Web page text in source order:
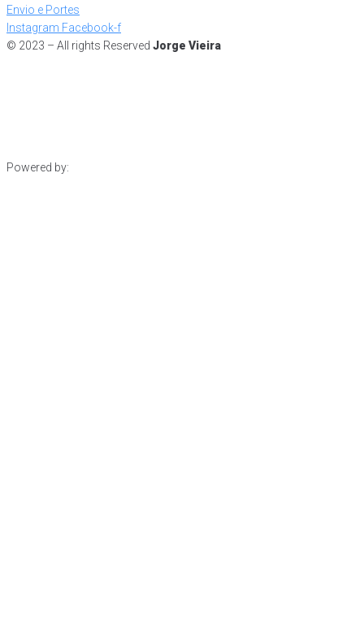
Envio e Portes
Instagram Facebook-f
© 2023 – All rights Reserved Jorge Vieira
Powered by: